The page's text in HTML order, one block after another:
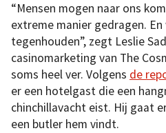
“Mensen mogen naar ons
extreme manier gedragen.
tegenhouden”, zegt Leslie
casinomarketing van The
soms heel ver. Volgens de
er een hotelgast die een
chinchillavacht eist. Hij gaat
een butler hem vindt.